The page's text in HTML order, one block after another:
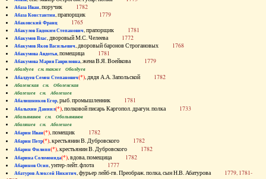
Абаза Иван, поручик 1782
Абаза Константин, прапорщик 1779
Абаковский Франц 1765
Абакулов Евдоким Степанович, прапорщик 1781
Абакумов Влас, дворовый М.С. Челеева 1772
Абакумов Яков Васильевич, дворовый баронов Строгановых 1768
Абакумова Авдотья, помещица 1781
Абакумова Мария Гавриловна, жена В.Я. Воейкова 1779
Абалдуев см. также Оболдуев
Абалдуев Семен Степанович(*), дядя А.А. Запольской 1782
Абаленская см. Оболенская
Абалешев см. Аболешев
Абалишников Егор, рыб. промышленник 1781
Абалыхин Даниил(*), полковой писарь Каргопол. драгун. полка 1733
Абальянинов см. Обольянинов
Абаляшев см. Аболешев
Абарин Иван(*), помещик 1782
Абарин Петр(*), крестьянин В. Дубровского 1782
Абарин Филипп(*), крестьянин В. Дубровского 1782
Абарина Соломонида(*), вдова, помещица 1782
Абаринов Осип, унтер-лейт. флота 1777
Абатуров Алексей Никитич, фурьер лейб-гв. Преображ. полка, сын Н.В. Абатурова 1779, 1781-